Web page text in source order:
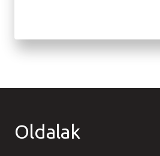
Oldalak